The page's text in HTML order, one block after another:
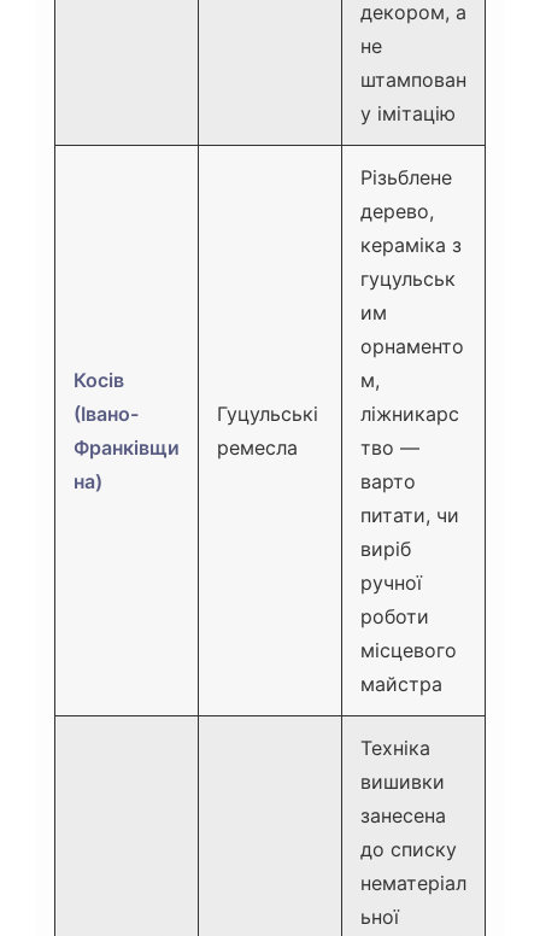
декором, а
не
штампован
у імітацію
Косів
(Івано-
Франківщи
на)
Гуцульські
ремесла
Різьблене
дерево,
кераміка з
гуцульськ
им
орнаменто
м,
ліжникарс
тво —
варто
питати, чи
виріб
ручної
роботи
місцевого
майстра
Техніка
вишивки
занесена
до списку
нематеріал
ьної